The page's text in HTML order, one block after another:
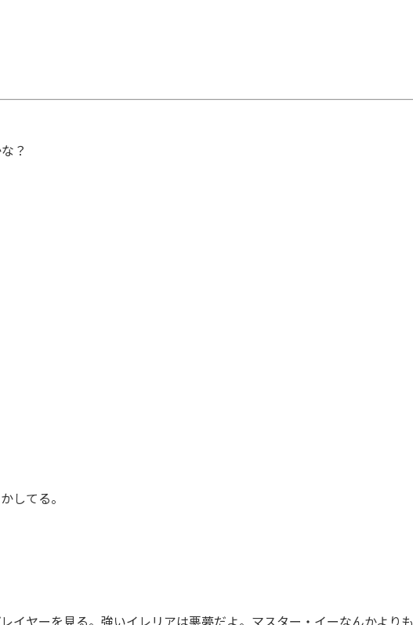
？
してる。
イヤーを見る。強いイレリアは悪夢だよ。マスター・イーなんかよりも